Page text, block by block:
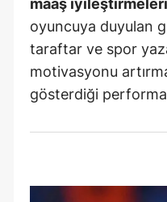
maaş iyileştirmeleri
oyuncuya duyulan
taraftar ve spor
motivasyonu
gösterdiği